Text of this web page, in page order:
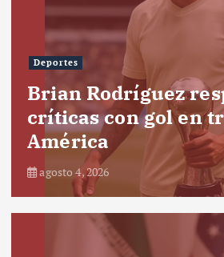
Deportes
Brian Rodríguez
críticas con gol en
América
agosto 4, 2026